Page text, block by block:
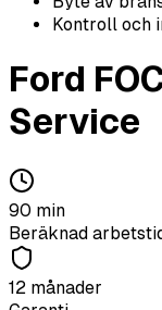
Kontroll och
Ford
Service
90 min
Beräknad
12 månader